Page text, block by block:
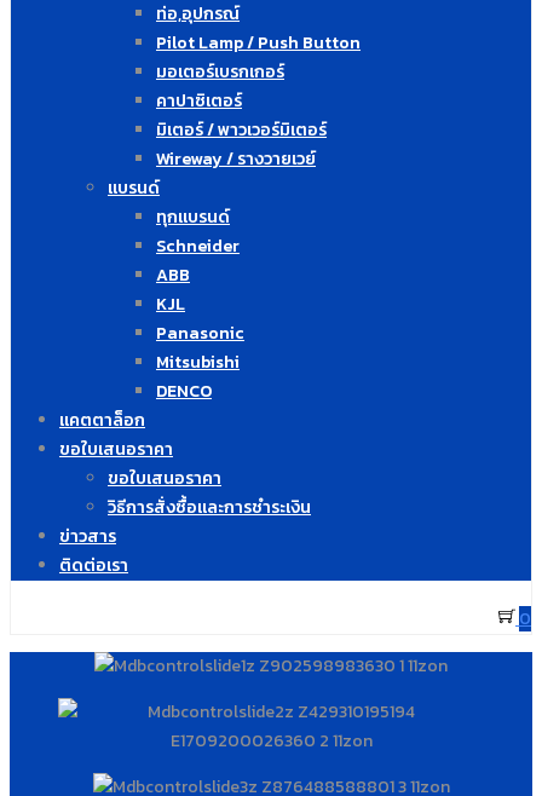
ท่อ,อุปกรณ์
Pilot Lamp / Push Button
มอเตอร์เบรกเกอร์
คาปาซิเตอร์
มิเตอร์ / พาวเวอร์มิเตอร์
Wireway / รางวายเวย์
แบรนด์
ทุกแบรนด์
Schneider
ABB
KJL
Panasonic
Mitsubishi
DENCO
แคตตาล็อก
ขอใบเสนอราคา
ขอใบเสนอราคา
วิธีการสั่งซื้อและการชำระเงิน
ข่าวสาร
ติดต่อเรา
0